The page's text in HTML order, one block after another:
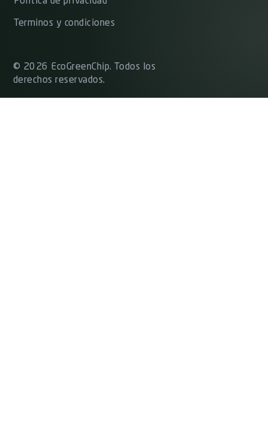
© 2026 EcoGreenChip. Todos los
derechos reservados.
Terminos y condiciones